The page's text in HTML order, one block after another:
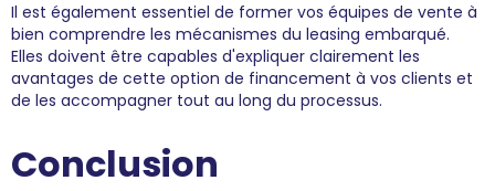
Il est également essentiel de former vos équipes de vente à
bien comprendre les mécanismes du leasing embarqué.
Elles doivent être capables d'expliquer clairement les
avantages de cette option de financement à vos clients et
de les accompagner tout au long du processus.
Conclusion